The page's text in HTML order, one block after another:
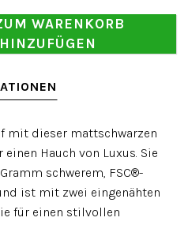
WARENKORB
HINZUFÜGEN
mit dieser mattschwarzen
Hauch von Luxus. Sie
schwerem, FSC®-
ist mit zwei eingenähten
für einen stilvollen